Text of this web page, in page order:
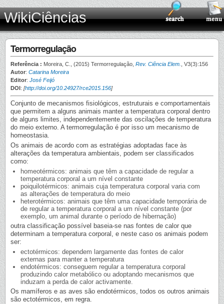
WikiCiências
Termorregulação
Referência : Moreira, C., (2015) Termorregulação, Rev. Ciência Elem.
, V3(3):156
Autor: Catarina Moreira
Editor: José Feijó
DOI: [http://doi.org/10.24927/rce2015.156]
Conjunto de mecanismos fisiológicos, estruturais e comportamentais
que permitem a alguns animais manter a temperatura corporal dentro
de alguns limites, independentemente das oscilações de temperatura
do meio externo. A termorregulação é por isso um mecanismo de
homeostasia.
Os animais de acordo com as estratégias adoptadas face às
alterações da temperatura ambientais, podem ser classificados
como:
homeotérmicos: animais que têm a capacidade de regular a
temperatura corporal a um nível constante
poiquilotérmicos: animais cuja temperatura corporal varia com
as alterações de temperatura do meio
heterotérmicos: animais que têm uma capacidade temporária de
de regular a temperatura corporal a um nível constante (por
exemplo, um animal durante o período de hibernação)
outra classificação possível baseia-se nas fontes de calor que
determinam a temperatura corporal, e neste caso os animais podem
ser:
ectotérmicos: dependem largamente das fontes de calor
externas para manter a temperatura
endotérmicos: conseguem regular a temperatura corporal
produzindo calor metabólico ou adoptando mecanismos que
induzam a perda de calor activamente.
Os mamíferos e as aves são endotérmicos, todos os outros animais
são ectotérmicos, em regra.